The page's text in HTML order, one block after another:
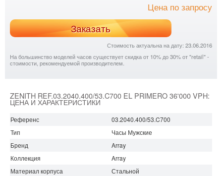
Цена по запросу
Заказать
Стоимость актуальна на дату: 23.06.2016
На большинство моделей часов существует скидка от 10% до 30% от "retail" -
стоимости, рекомендуемой производителем.
ZENITH REF.03.2040.400/53.C700 EL PRIMERO 36'000 VPH:
ЦЕНА И ХАРАКТЕРИСТИКИ
Референс
03.2040.400/53.C700
Тип
Часы Мужские
Бренд
Array
Коллекция
Array
Материал корпуса
Стальной